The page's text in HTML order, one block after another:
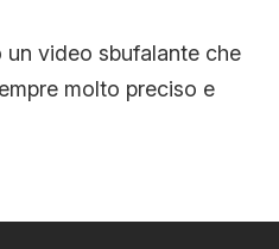
un video sbufalante che
molto preciso e